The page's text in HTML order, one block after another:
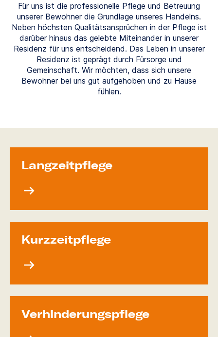
Für uns ist die professionelle Pflege und Betreuung
unserer Bewohner die Grundlage unseres Handelns.
Neben höchsten Qualitätsansprüchen in der Pflege ist
darüber hinaus das gelebte Miteinander in unserer
Residenz für uns entscheidend. Das Leben in unserer
Residenz ist geprägt durch Fürsorge und
Gemeinschaft. Wir möchten, dass sich unsere
Bewohner bei uns gut aufgehoben und zu Hause
fühlen.
Langzeit­pflege
Kurzzeit­pflege
Verhinde­rungs­pflege